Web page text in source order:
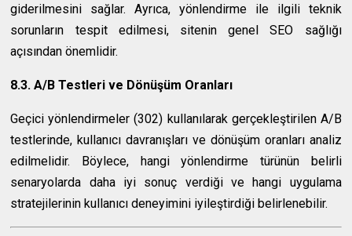
giderilmesini sağlar. Ayrıca, yönlendirme ile ilgili teknik
sorunların tespit edilmesi, sitenin genel SEO sağlığı
açısından önemlidir.
8.3. A/B Testleri ve Dönüşüm Oranları
Geçici yönlendirmeler (302) kullanılarak gerçekleştirilen A/B
testlerinde, kullanıcı davranışları ve dönüşüm oranları analiz
edilmelidir. Böylece, hangi yönlendirme türünün belirli
senaryolarda daha iyi sonuç verdiği ve hangi uygulama
stratejilerinin kullanıcı deneyimini iyileştirdiği belirlenebilir.